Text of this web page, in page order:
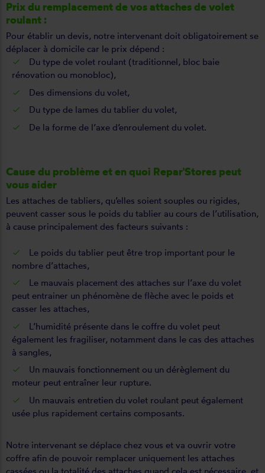
Prix du remplacement de vos attaches de volet
roulant :
Pour établir un devis, notre intervenant doit obligatoirement se
déplacer à domicile car le prix dépend :
Du type de volet roulant (traditionnel, bloc baie
rénovation ou monobloc),
Des dimensions du volet,
Du type de lames du tablier du volet,
De la forme de l’axe d’enroulement du volet.
Cause du problème et en quoi Repar'Stores peut
vous aider
Les attaches de tabliers, qu’elles soient souples ou rigides,
peuvent casser sous le poids du tablier au cours de l’utilisation,
à cause principalement des facteurs suivants :
Le poids du tablier peut être trop important pour le
nombre d’attaches,
Le mauvais placement des attaches sur l’axe du volet
peut entrainer un phénomène de flèche avec le poids et
casser les attaches,
L’humidité présente dans le coffre du volet peut
également les fragiliser, notamment dans le cas des attaches
à sangles,
Un mauvais fonctionnement ou un dérèglement du
moteur peut entraîner leur rupture.
Un mauvais entretien du volet roulant peut également
usée plus rapidement certains composants.
Notre intervenant se déplace chez vous et va ouvrir votre
coffre afin de pouvoir remplacer uniquement les attaches
cassées ou la totalité des attaches quand cela est nécessaire, et